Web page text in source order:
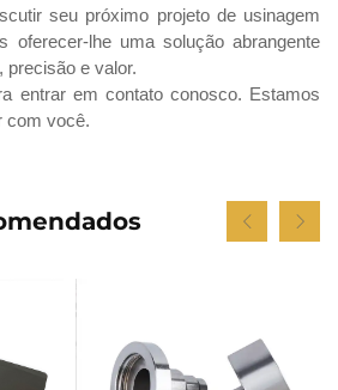
seu próximo projeto de usinagem
oferecer-lhe uma solução abrangente
precisão e valor.
entrar em contato conosco. Estamos
com você.